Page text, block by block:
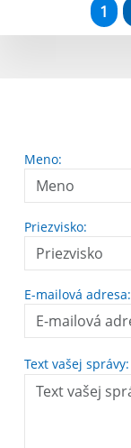
1
Meno:
Priezvisko:
E-mailová adresa:
Text vašej správy: